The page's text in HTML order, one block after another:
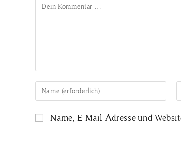
Name, E-Mail-Adresse und